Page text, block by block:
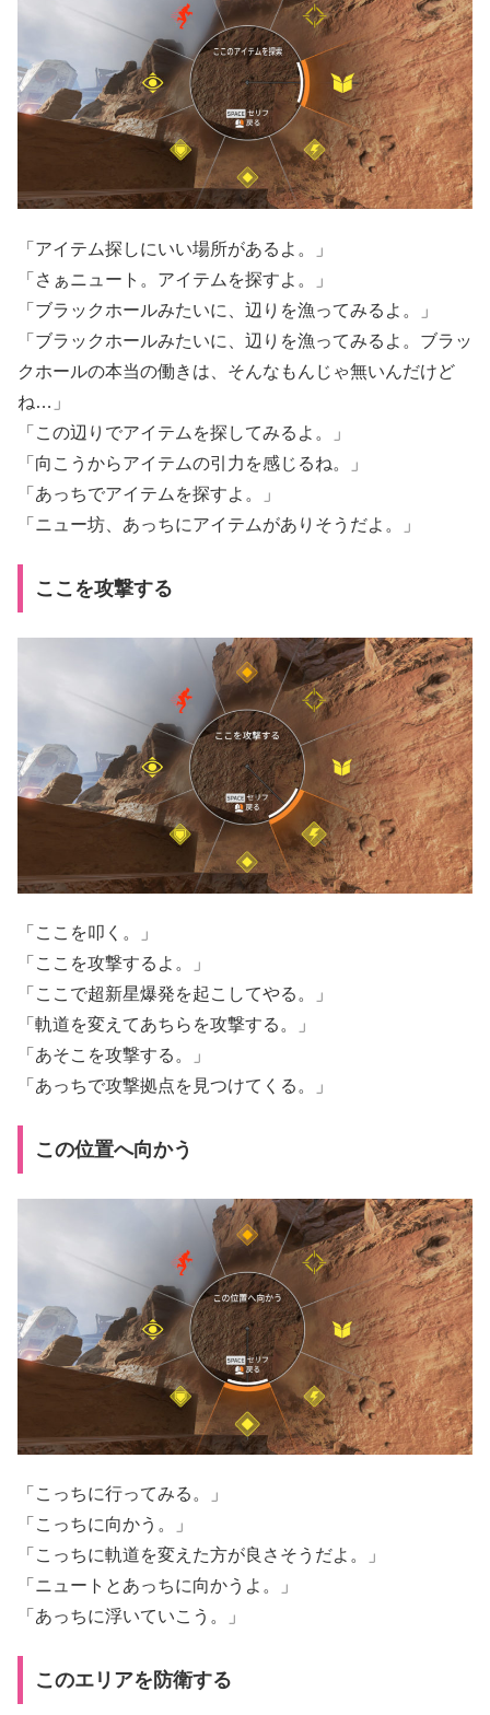
「アイテム探しにいい場所があるよ。」
「さぁニュート。アイテムを探すよ。」
「ブラックホールみたいに、辺りを漁ってみるよ。」
「ブラックホールみたいに、辺りを漁ってみるよ。ブラッ
クホールの本当の働きは、そんなもんじゃ無いんだけど
ね…」
「この辺りでアイテムを探してみるよ。」
「向こうからアイテムの引力を感じるね。」
「あっちでアイテムを探すよ。」
「ニュー坊、あっちにアイテムがありそうだよ。」
ここを攻撃する
「ここを叩く。」
「ここを攻撃するよ。」
「ここで超新星爆発を起こしてやる。」
「軌道を変えてあちらを攻撃する。」
「あそこを攻撃する。」
「あっちで攻撃拠点を見つけてくる。」
この位置へ向かう
「こっちに行ってみる。」
「こっちに向かう。」
「こっちに軌道を変えた方が良さそうだよ。」
「ニュートとあっちに向かうよ。」
「あっちに浮いていこう。」
このエリアを防衛する